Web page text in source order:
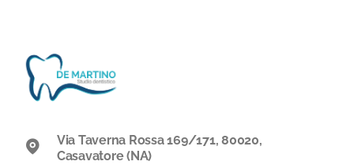
Via Taverna Rossa 169/171, 80020,
Casavatore (NA)